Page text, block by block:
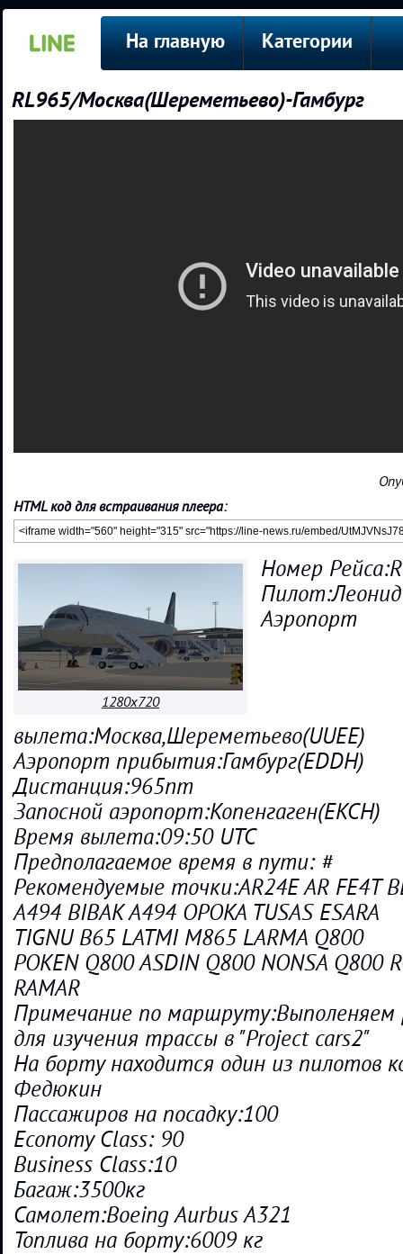
На главную Категории
RL965/Москва(Шереметьево)-Гамбург
HTML код для встраивания плеера:
1280x720
Номер
Пилот:Леонид
Аэропорт
вылета:Москва,Шереметьево(UUEE)
Аэропорт прибытия:Гамбург(EDDH)
Дистанция:965nm
Запосной аэропорт:Копенгаген(EKCH)
Время вылета:09:50 UTC
Предполагаемое время в пути: #
Рекомендуемые точки:AR24E AR FE4T
A494 BIBAK A494 OPOKA TUSAS ESARA
TIGNU B65 LATMI M865 LARMA Q800
POKEN Q800 ASDIN Q800 NONSA Q800
RAMAR
Примечание по маршруту:Выполеняем
для изучения трассы в "Project cars2"
На борту находится один из пилотов
Федюкин
Пассажиров на посадку:100
Economy Class: 90
Business Class:10
Багаж:3500кг
Самолет:Boeing Aurbus A321
Топлива на борту:6009 кг